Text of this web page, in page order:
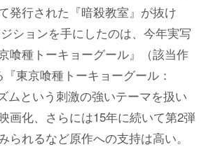
発行された『暗殺教室』が抜け
ションを手にしたのは、今年実写
喰種トーキョーグール』（該当作
東京喰種トーキョーグール：
ムという刺激の強いテーマを扱い
画化、さらには15年に続いて第2弾
られるなど原作への支持は高い。